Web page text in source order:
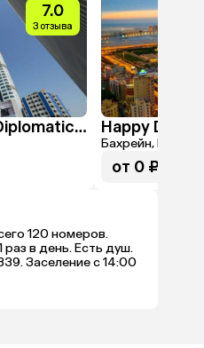
7.0
3 отзыва
Ibis Styles Manama Diplomatic Area Happy Days
Бахрейн, Манама
от 0 ₽
120 номеров.
в день. Есть душ.
Заселение с 14:00